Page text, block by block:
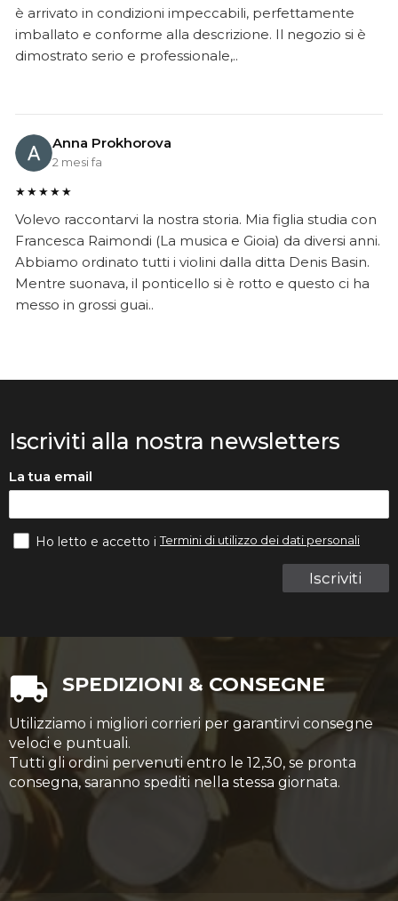
è arrivato in condizioni impeccabili, perfettamente
imballato e conforme alla descrizione. Il negozio si è
dimostrato serio e professionale,..
Anna Prokhorova
2 mesi fa
★★★★★
Volevo raccontarvi la nostra storia. Mia figlia studia con
Francesca Raimondi (La musica e Gioia) da diversi anni.
Abbiamo ordinato tutti i violini dalla ditta Denis Basin.
Mentre suonava, il ponticello si è rotto e questo ci ha
messo in grossi guai..
Iscriviti alla nostra newsletters
La tua email
Iscriviti
Ho letto e accetto iTermini di utilizzo dei dati personali
SPEDIZIONI & CONSEGNE
Utilizziamo i migliori corrieri per garantirvi consegne
veloci e puntuali.
Tutti gli ordini pervenuti entro le 12,30, se pronta
consegna, saranno spediti nella stessa giornata.